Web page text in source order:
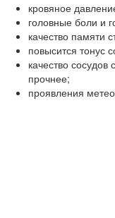
кровяное
головные боли и
качество памяти
повысится тонус
качество сосудов
прочнее;
проявления